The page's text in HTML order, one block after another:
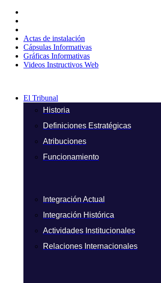
contenido
Actas de instalación
Cápsulas Informativas
Gráficas Informativas
Videos Instructivos Web
El Tribunal
Historia
Definiciones Estratégicas
Atribuciones
Funcionamiento
Integración Actual
Integración Histórica
Actividades Institucionales
Relaciones Internacionales